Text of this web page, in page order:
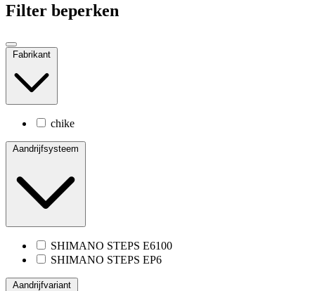
Filter beperken
Fabrikant
chike
Aandrijfsysteem
SHIMANO STEPS E6100
SHIMANO STEPS EP6
Aandrijfvariant